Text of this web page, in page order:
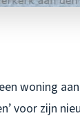
woning
voor zijn